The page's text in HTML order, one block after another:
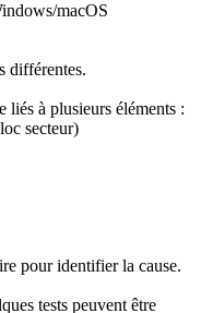
macOS
différentes.
liés à plusieurs éléments :
secteur)
pour identifier la cause.
tests peuvent être